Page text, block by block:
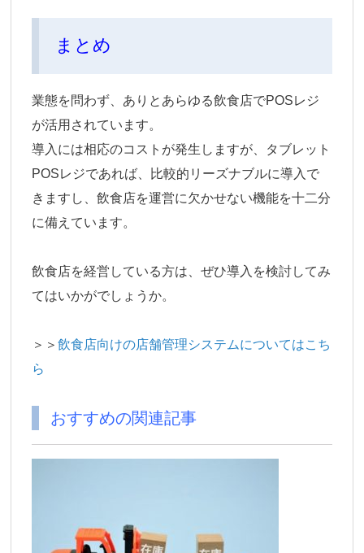
まとめ
業態を問わず、ありとあらゆる飲食店でPOSレジ
が活用されています。
導入には相応のコストが発生しますが、タブレット
POSレジであれば、比較的リーズナブルに導入で
きますし、飲食店を運営に欠かせない機能を十二分
に備えています。
飲食店を経営している方は、ぜひ導入を検討してみ
てはいかがでしょうか。
＞＞飲食店向けの店舗管理システムについてはこち
ら
おすすめの関連記事